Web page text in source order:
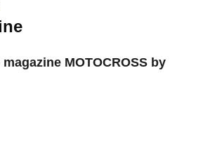
MOTOCROSS by